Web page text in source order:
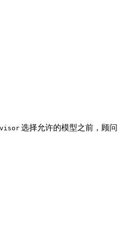
选择允许的模型之前，顾问